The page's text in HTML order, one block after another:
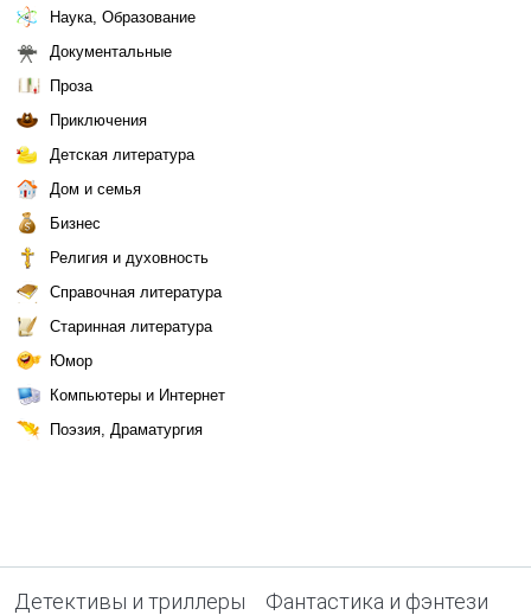
Наука, Образование
Документальные
Проза
Приключения
Детская литература
Дом и семья
Бизнес
Религия и духовность
Справочная литература
Старинная литература
Юмор
Компьютеры и Интернет
Поэзия, Драматургия
Детективы и триллеры Фантастика и фэнтези